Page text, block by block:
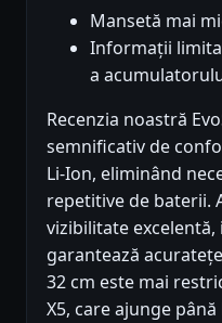
Mansetă mai
Informații
a
Recenzia noastră
semnificativ de
Li-Ion, eliminând
repetitive de baterii.
vizibilitate excelentă,
garantează
32 cm este mai
X5, care ajunge